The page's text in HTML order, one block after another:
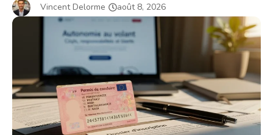
Vincent Delorme août 8, 2026